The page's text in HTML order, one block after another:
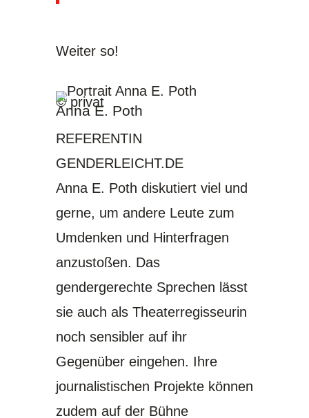
Weiter so!
© privat
Anna E. Poth
REFERENTIN
GENDERLEICHT.DE
Anna E. Poth diskutiert viel und
gerne, um andere Leute zum
Umdenken und Hinterfragen
anzustoßen. Das
gendergerechte Sprechen lässt
sie auch als Theaterregisseurin
noch sensibler auf ihr
Gegenüber eingehen. Ihre
journalistischen Projekte können
zudem auf der Bühne